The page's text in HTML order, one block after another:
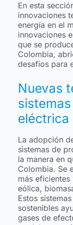
En esta
innovaciones
energía en el
innovaciones
que se
Colombia,
desafíos para
Nuevas
eléctrica
La adopción
sistemas de
la manera en
Colombia. Se
más
eólica,
Estos
sostenibles
gases de